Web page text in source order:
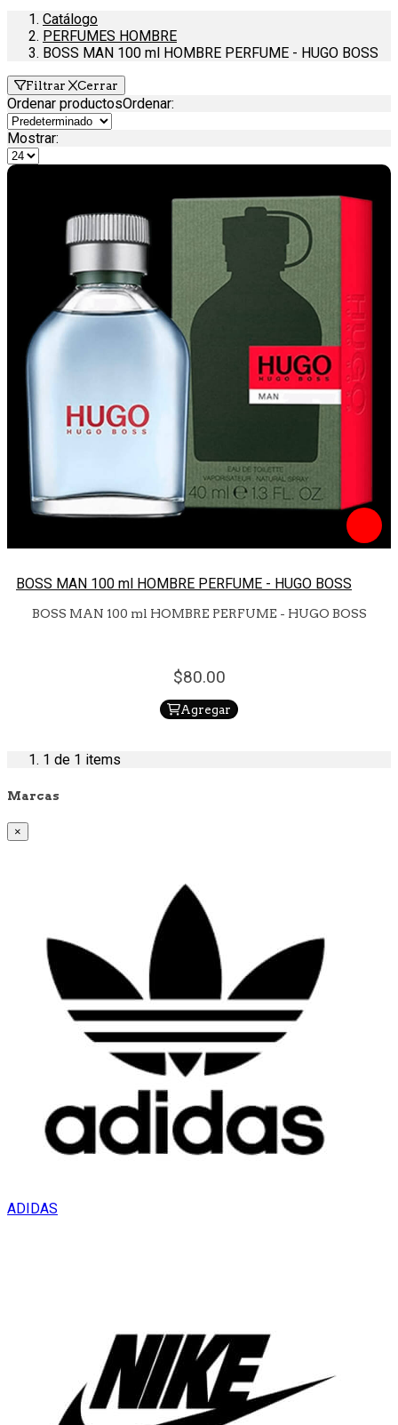
Catálogo
PERFUMES HOMBRE
BOSS MAN 100 ml HOMBRE PERFUME - HUGO BOSS
Filtrar Cerrar
Ordenar productosOrdenar:
Mostrar:
BOSS MAN 100 ml HOMBRE PERFUME - HUGO BOSS
BOSS MAN 100 ml HOMBRE PERFUME - HUGO BOSS
80.00
Agregar
1 de 1 items
Marcas
×
ADIDAS